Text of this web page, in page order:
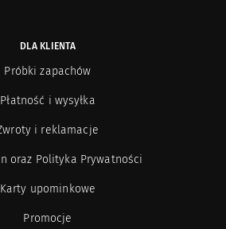
DLA KLIENTA
Próbki zapachów
Płatność i wysyłka
Zwroty i reklamacje
Regulamin oraz Polityka Prywatności
Karty upominkowe
Promocje